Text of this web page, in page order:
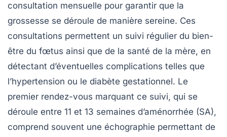
consultation mensuelle pour garantir que la
grossesse se déroule de manière sereine. Ces
consultations permettent un suivi régulier du bien-
être du fœtus ainsi que de la santé de la mère, en
détectant d’éventuelles complications telles que
l’hypertension ou le diabète gestationnel. Le
premier rendez-vous marquant ce suivi, qui se
déroule entre 11 et 13 semaines d’aménorrhée (SA),
comprend souvent une échographie permettant de